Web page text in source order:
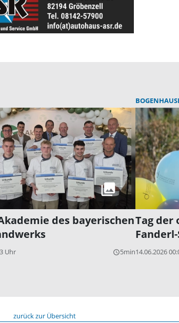
des bayerischen
Uhr query_builder5min
Tag der
14.06.2026
zurück zur Übersicht